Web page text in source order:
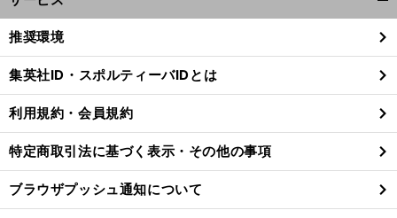
閉
る
推奨環境
集英社ID・スポルティーバIDとは
利用規約・会員規約
特定商取引法に基づく表示・その他の事項
ブラウザプッシュ通知について